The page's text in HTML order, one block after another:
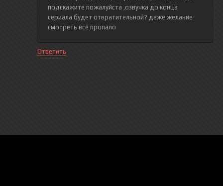
подскажите пожалуйста ,озвучка до конца
сериала будет отвратительной? даже желание
смотреть всё пропало
Ответить